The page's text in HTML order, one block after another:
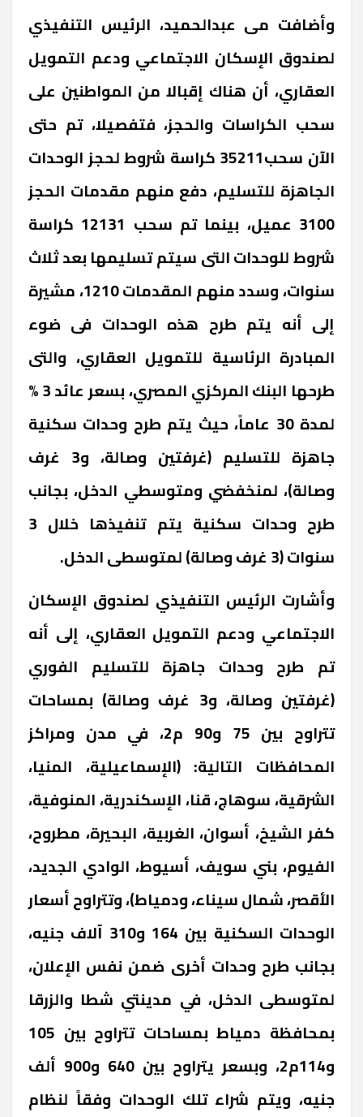
وأضافت مى عبدالحميد، الرئيس التنفيذي
لصندوق الإسكان الاجتماعي ودعم التمويل
العقاري، أن هناك إقبالا من المواطنين على
سحب الكراسات والحجز، فتفصيلا، تم حتى
الآن سحب35211 كراسة شروط لحجز الوحدات
الجاهزة للتسليم، دفع منهم مقدمات الحجز
3100 عميل، بينما تم سحب 12131 كراسة
شروط للوحدات التى سيتم تسليمها بعد ثلاث
سنوات، وسدد منهم المقدمات 1210، مشيرة
إلى أنه يتم طرح هذه الوحدات فى ضوء
المبادرة الرئاسية للتمويل العقاري، والتى
طرحها البنك المركزي المصري، بسعر عائد 3 %
لمدة 30 عاماً، حيث يتم طرح وحدات سكنية
جاهزة للتسليم (غرفتين وصالة، و3 غرف
وصالة)، لمنخفضي ومتوسطي الدخل، بجانب
طرح وحدات سكنية يتم تنفيذها خلال 3
سنوات (3 غرف وصالة) لمتوسطى الدخل.
وأشارت الرئيس التنفيذي لصندوق الإسكان
الاجتماعي ودعم التمويل العقاري، إلى أنه
تم طرح وحدات جاهزة للتسليم الفوري
(غرفتين وصالة، و3 غرف وصالة) بمساحات
تتراوح بين 75 و90 م2، في مدن ومراكز
المحافظات التالية: (الإسماعيلية، المنيا،
الشرقية، سوهاج، قنا، الإسكندرية، المنوفية،
كفر الشيخ، أسوان، الغربية، البحيرة، مطروح،
الفيوم، بني سويف، أسيوط، الوادي الجديد،
الأقصر، شمال سيناء، ودمياط)، وتتراوح أسعار
الوحدات السكنية بين 164 و310 آلاف جنيه،
بجانب طرح وحدات أخرى ضمن نفس الإعلان،
لمتوسطى الدخل، في مدينتي شطا والزرقا
بمحافظة دمياط بمساحات تتراوح بين 105
و114م2، وبسعر يتراوح بين 640 و900 ألف
جنيه، ويتم شراء تلك الوحدات وفقاً لنظام